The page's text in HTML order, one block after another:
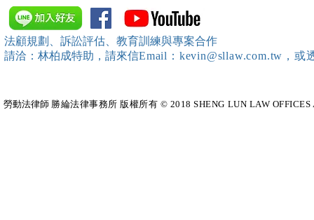
中、南等地辦理（職場霸凌防
治教育訓練）課程 邀請本所律
師團隊擔任講師，課程圓滿完
成~*
法顧規劃、訴訟評估、教育訓練與專案合作
請洽：林柏成特助 ，請來信Email：kevin@sllaw.com.tw，
勞動法律師​ 勝綸法律事務所 版權所有 © 2018 SHENG LUN LAW